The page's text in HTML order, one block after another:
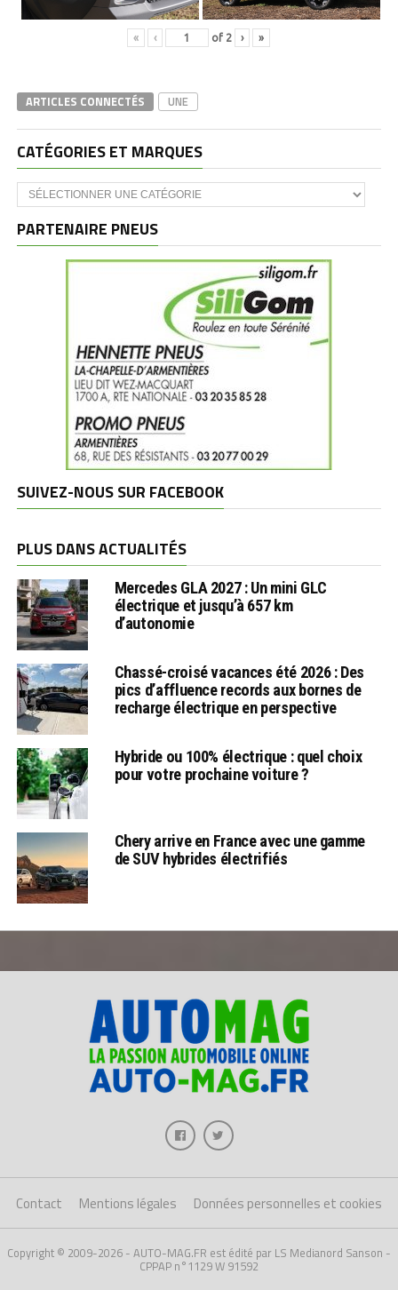
« ‹ of 2 › »
ARTICLES CONNECTÉS UNE
CATÉGORIES ET MARQUES
Catégories
et
PARTENAIRE PNEUS
SUIVEZ-NOUS SUR FACEBOOK
PLUS DANS ACTUALITÉS
Mercedes GLA 2027 : Un mini GLC
électrique et jusqu’à 657 km
d’autonomie
Chassé-croisé vacances été 2026 : Des
pics d’affluence records aux bornes de
recharge électrique en perspective
Hybride ou 100% électrique : quel choix
pour votre prochaine voiture ?
Chery arrive en France avec une gamme
de SUV hybrides électrifiés
Contact Mentions légales Données personnelles et cookies
Copyright © 2009-2026 - AUTO-MAG.FR est édité par LS Medianord Sanson -
CPPAP n°1129 W 91592